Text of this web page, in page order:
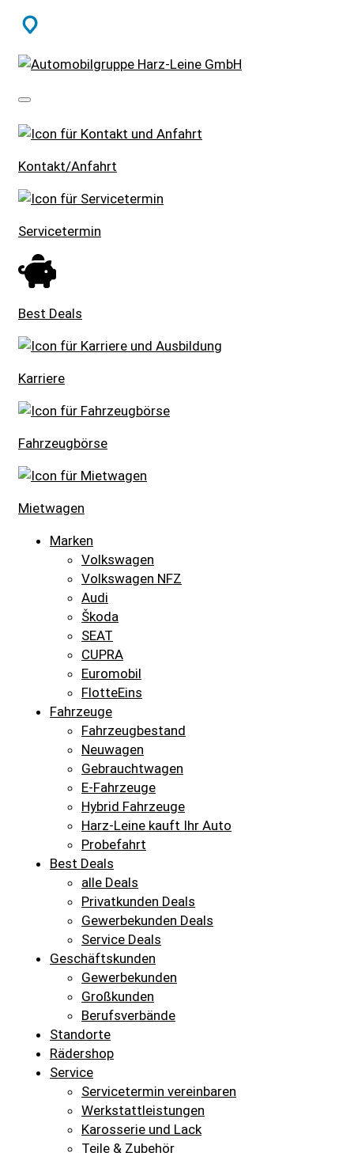
Kontakt/Anfahrt
Servicetermin
Best Deals
Karriere
Fahrzeugbörse
Mietwagen
Marken
Volkswagen
Volkswagen NFZ
Audi
Škoda
SEAT
CUPRA
Euromobil
FlotteEins
Fahrzeuge
Fahrzeugbestand
Neuwagen
Gebrauchtwagen
E-Fahrzeuge
Hybrid Fahrzeuge
Harz-Leine kauft Ihr Auto
Probefahrt
Best Deals
alle Deals
Privatkunden Deals
Gewerbekunden Deals
Service Deals
Geschäftskunden
Gewerbekunden
Großkunden
Berufsverbände
Standorte
Rädershop
Service
Servicetermin vereinbaren
Werkstattleistungen
Karosserie und Lack
Teile & Zubehör